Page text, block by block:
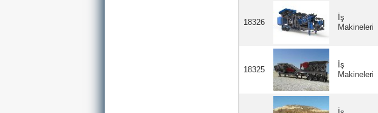
18326
İş
Makineleri
18325
İş
Makineleri